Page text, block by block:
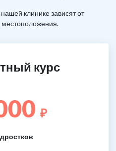
клинике зависят от
местоположения.
курс
₽